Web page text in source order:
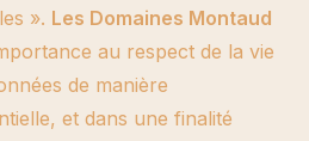
». Les Domaines Montaud
au respect de la vie
de manière
et dans une finalité